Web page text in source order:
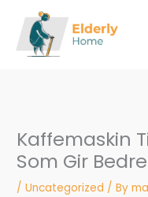
content
Kaffemaskin
Som Gir
/Uncategorized / By